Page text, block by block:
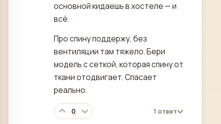
основной кидаешь в хостеле — и
всё.
Про спину поддержу, без
вентиляции там тяжело. Бери
модель с сеткой, которая спину от
ткани отодвигает. Спасает
реально.
0 1 ответ